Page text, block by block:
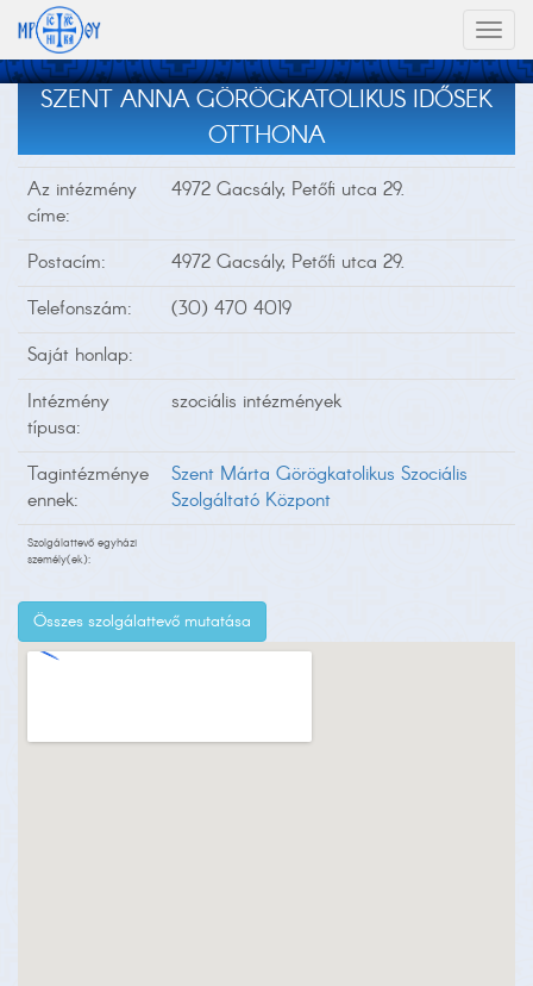
SZENT ANNA GÖRÖGKATOLIKUS IDŐSEK
OTTHONA
Az intézmény
címe:
4972 Gacsály, Petőfi utca 29.
Postacím:
4972 Gacsály, Petőfi utca 29.
Telefonszám:
(30) 470 4019
Saját honlap:
Intézmény
típusa:
szociális intézmények
Tagintézménye
ennek:
Szent Márta Görögkatolikus Szociális
Szolgáltató Központ
Szolgálattevő egyházi
személy(ek):
Összes szolgálattevő mutatása